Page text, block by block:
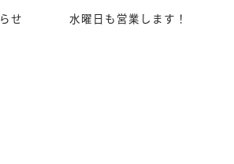
せ 水曜日も営業します！